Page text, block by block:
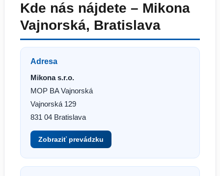
Kde nás nájdete – Mikona
Vajnorská, Bratislava
Adresa
Mikona s.r.o.
MOP BA Vajnorská
Vajnorská 129
831 04 Bratislava
Zobraziť prevádzku